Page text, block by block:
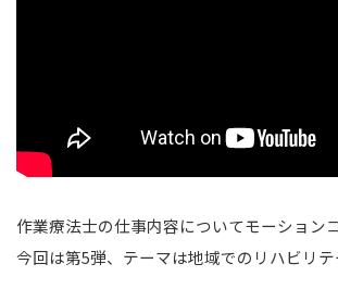
作業療法士の仕事内容についてモーション
今回は第5弾、テーマは地域でのリハビリテ